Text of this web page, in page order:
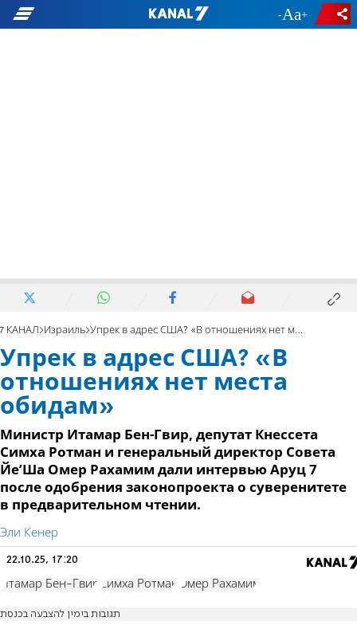
- +
7 КАНАЛ Израиль Упрек в адрес США? «В отношениях нет места обидам»
Упрек в адрес США? «В
отношениях нет места
обидам»
Министр Итамар Бен-Гвир, депутат Кнессета
Симха Ротман и генеральный директор Совета
Йе’Ша Омер Рахамим дали интервью Аруц 7
после одобрения законопроекта о суверенитете
в предварительном чтении.
Эли Кенер
22.10.25, 17:20
Итамар Бен-Гвир Симха Ротман Омер Рахамим
תגובות בימין להצבעה בכנסת